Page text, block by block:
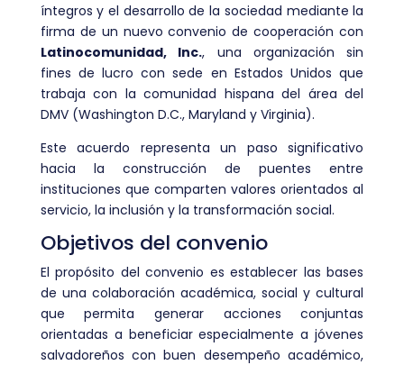
íntegros y el desarrollo de la sociedad mediante la
firma de un nuevo convenio de cooperación con
Latinocomunidad, Inc., una organización sin
fines de lucro con sede en Estados Unidos que
trabaja con la comunidad hispana del área del
DMV (Washington D.C., Maryland y Virginia).
Este acuerdo representa un paso significativo
hacia la construcción de puentes entre
instituciones que comparten valores orientados al
servicio, la inclusión y la transformación social.
Objetivos del convenio
El propósito del convenio es establecer las bases
de una colaboración académica, social y cultural
que permita generar acciones conjuntas
orientadas a beneficiar especialmente a jóvenes
salvadoreños con buen desempeño académico,